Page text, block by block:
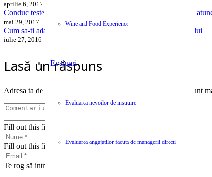
Wine and Food Experience
Evaluari
Evaluarea nevoilor de instruire
Evaluarea angajatilor facuta de managerii directi
aprilie 6, 2017
Conduc testele de evaluare a personalitatii la decizii mai bune
mai 29, 2017
Cum sa-ti adaptezi tactica de vanzari la personalitatea Clientului
iulie 27, 2016
Lasă un răspuns
Adresa ta de email nu va fi publicată. Câmpurile obligatorii sunt
Fill out this field
Fill out this field
Te rog să introduci o adresă de email validă.